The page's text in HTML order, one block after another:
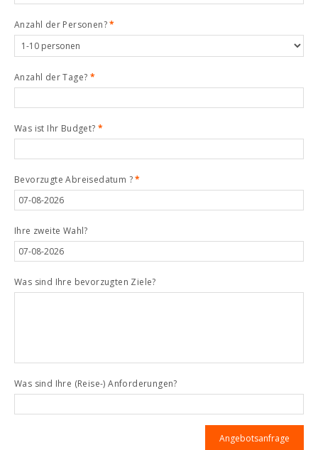
Anzahl der Personen?*
Anzahl der Tage? *
Was ist Ihr Budget? *
Bevorzugte Abreisedatum ?*
Ihre zweite Wahl?
Was sind Ihre bevorzugten Ziele?
Was sind Ihre (Reise-) Anforderungen?